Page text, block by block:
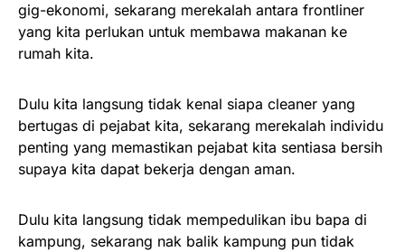
gig-ekonomi, sekarang merekalah antara frontliner
yang kita perlukan untuk membawa makanan ke
rumah kita.
Dulu kita langsung tidak kenal siapa cleaner yang
bertugas di pejabat kita, sekarang merekalah individu
penting yang memastikan pejabat kita sentiasa bersih
supaya kita dapat bekerja dengan aman.
Dulu kita langsung tidak mempedulikan ibu bapa di
kampung, sekarang nak balik kampung pun tidak